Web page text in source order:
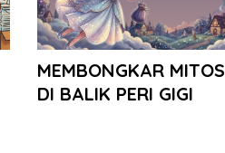
MEMBONGKAR MITOS
DI BALIK PERI GIGI